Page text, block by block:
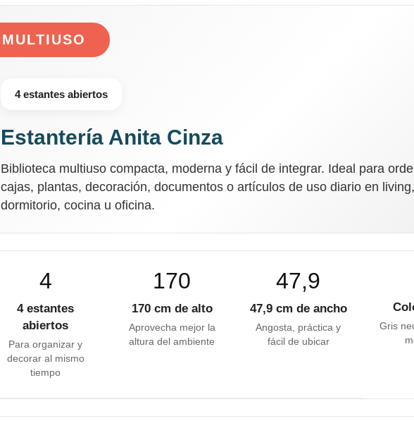
MULTIUSO
4 estantes abiertos
Estantería Anita Cinza
Biblioteca multiuso compacta, moderna y fácil de integrar. Ideal para
cajas, plantas, decoración, documentos o artículos de uso diario en living,
dormitorio, cocina u oficina.
4
4 estantes
abiertos
Para organizar y
decorar al mismo
tiempo
170
170 cm de alto
Aprovecha mejor la
altura del ambiente
47,9
47,9 cm de ancho
Angosta, práctica y
fácil de ubicar
Gris
cuotas y sin tocar tu
¡Sumate a la forma más ágil de
Comprá en 3 cuotas sin recargo o hasta en
12 cuotas * ¡Solo con tu cédula!
* sujeto aprobación crediticia.
Ups!